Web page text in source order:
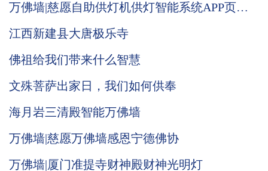
万佛墙|慈愿自助供灯机供灯智能系统APP页面
江西新建县大唐极乐寺
佛祖给我们带来什么智慧
文殊菩萨出家日，我们如何供奉
海月岩三清殿智能万佛墙
万佛墙|慈愿万佛墙感恩宁德佛协
万佛墙|厦门准提寺财神殿财神光明灯